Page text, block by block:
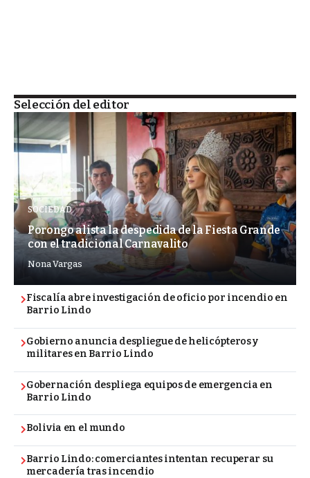
Selección del editor
SOCIEDAD
Porongo alista la despedida de la Fiesta Grande
con el tradicional Carnavalito
Nona Vargas
Fiscalía abre investigación de oficio por incendio en
Barrio Lindo
Gobierno anuncia despliegue de helicópteros y
militares en Barrio Lindo
Gobernación despliega equipos de emergencia en
Barrio Lindo
Bolivia en el mundo
Barrio Lindo: comerciantes intentan recuperar su
mercadería tras incendio